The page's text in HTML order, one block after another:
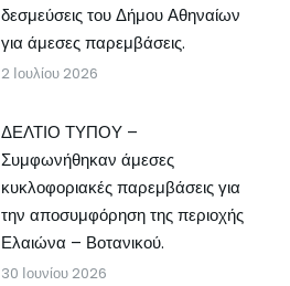
δεσμεύσεις του Δήμου Αθηναίων
για άμεσες παρεμβάσεις.
2 Ιουλίου 2026
ΔΕΛΤΙΟ ΤΥΠΟΥ –
Συμφωνήθηκαν άμεσες
κυκλοφοριακές παρεμβάσεις για
την αποσυμφόρηση της περιοχής
Ελαιώνα – Βοτανικού.
30 Ιουνίου 2026